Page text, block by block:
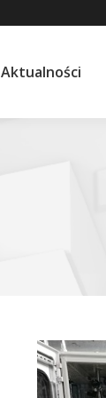
Aktualności